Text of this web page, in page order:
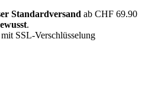
Standardversand ab CHF 69.90
.
mit SSL-Verschlüsselung